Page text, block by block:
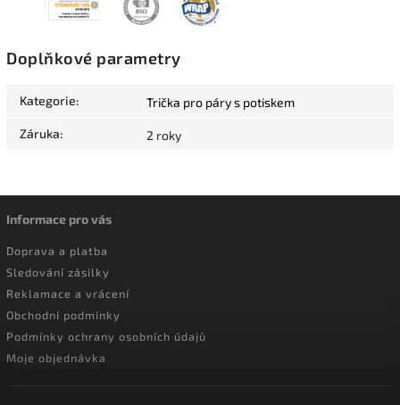
Doplňkové parametry
Kategorie: Trička pro páry s potiskem
Záruka: 2 roky
Informace pro vás
Doprava a platba
Sledování zásilky
Reklamace a vrácení
Obchodní podmínky
Podmínky ochrany osobních údajů
Moje objednávka